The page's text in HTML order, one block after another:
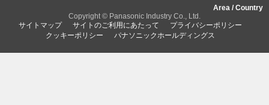
Area / Country
Copyright © Panasonic Industry Co., Ltd.
サイトマップ
サイトのご利用にあたって
プライバシーポリシー
クッキーポリシー
パナソニックホールディングス